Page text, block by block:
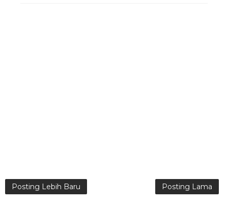
Posting Lebih Baru Posting Lama